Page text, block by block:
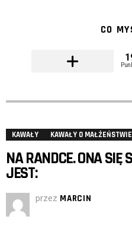
CO
KAWAŁY KAWAŁY O MAŁŻEŃSTWIE
NA RANDCE. ONA SIĘ
JEST:
przez MARCIN